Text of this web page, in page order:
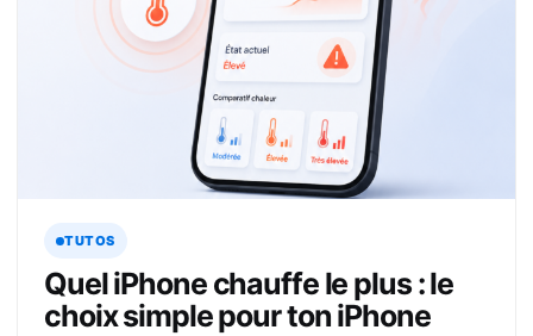
TUTOS
Quel iPhone chauffe le plus : le
choix simple pour ton iPhone